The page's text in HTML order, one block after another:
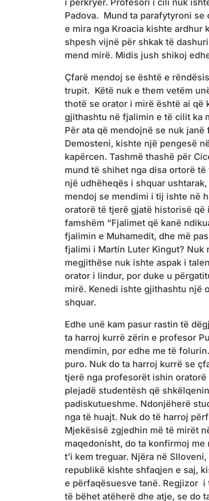
Padova. Mund ta parafytyroni se
e mira nga Kroacia kishte ardhur
shpesh vijnë për shkak të
mend mirë. Midis jush shikoj
Çfarë mendoj se është e
trupit. Këtë nuk e them vetëm
thotë se orator i mirë është ai që
gjithashtu në fjalimin e të cilit ka
Për ata që mendojnë se nuk
Demosteni, kishte një pengesë
kapërcen. Tashmë thashë për
mund të shihet nga disa ortorë
një udhëheqës i shquar
mendoj se mendimi i tij ishte në
oratorë të tjerë gjatë historisë që
famshëm “Fjalimet që kanë
fjalimin e Muhamedit, dhe më
fjalimi i Martin Luter Kingut?
megjithëse nuk ishte aspak i
orator i lindur, por duke u
mirë. Kenedi ishte gjithashtu një
shquar.
Edhe unë kam pasur rastin të
ta harroj kurrë zërin e profesor
mendimin, por edhe me të
puro. Nuk do ta harroj kurrë se
tjerë nga profesorët ishin oratorë
plejadë studentësh që
padiskutueshme. Ndonjëherë
nga të huajt. Nuk do të harroj
Mjekësisë zgjedhin më të mirët
maqedonisht, do ta konfirmoj
t’i kem treguar. Njëra në
republikë kishte shfaqjen e saj,
e përfaqësuesve tanë. Regjizor
të bëhet atëherë dhe atje, se do